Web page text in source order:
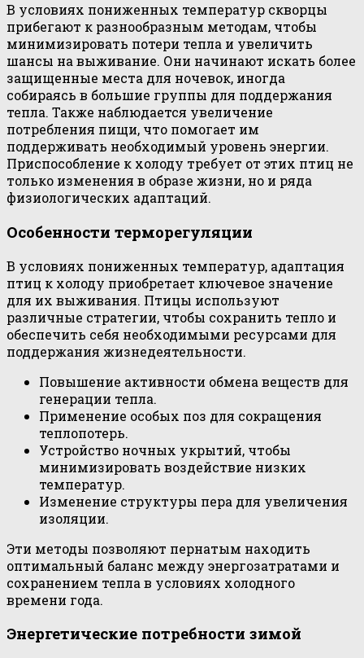
В условиях пониженных температур скворцы
прибегают к разнообразным методам, чтобы
минимизировать потери тепла и увеличить
шансы на выживание. Они начинают искать более
защищенные места для ночевок, иногда
собираясь в большие группы для поддержания
тепла. Также наблюдается увеличение
потребления пищи, что помогает им
поддерживать необходимый уровень энергии.
Приспособление к холоду требует от этих птиц не
только изменения в образе жизни, но и ряда
физиологических адаптаций.
Особенности терморегуляции
В условиях пониженных температур, адаптация
птиц к холоду приобретает ключевое значение
для их выживания. Птицы используют
различные стратегии, чтобы сохранить тепло и
обеспечить себя необходимыми ресурсами для
поддержания жизнедеятельности.
Повышение активности обмена веществ для
генерации тепла.
Применение особых поз для сокращения
теплопотерь.
Устройство ночных укрытий, чтобы
минимизировать воздействие низких
температур.
Изменение структуры пера для увеличения
изоляции.
Эти методы позволяют пернатым находить
оптимальный баланс между энергозатратами и
сохранением тепла в условиях холодного
времени года.
Энергетические потребности зимой